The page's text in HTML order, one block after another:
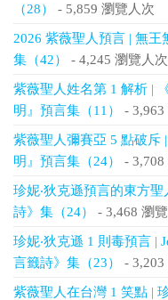
（28）
- 5,859 瀏覽人次
2026 紫薇聖人預言 | 無
集（42）
- 4,245 瀏覽人次
紫薇聖人姓名第 1 解析 |
明』預言集（11）
- 3,963
紫薇聖人彌賽亞 5 點破斥
明』預言集（24）
- 3,708
珍妮‧狄克遜預言的東方
詩》集（24）
- 3,468 瀏
珍妮‧狄克遜 1 則毒預言 |
言籤詩》集（23）
- 3,203
紫薇聖人在台灣 1 笑點 |